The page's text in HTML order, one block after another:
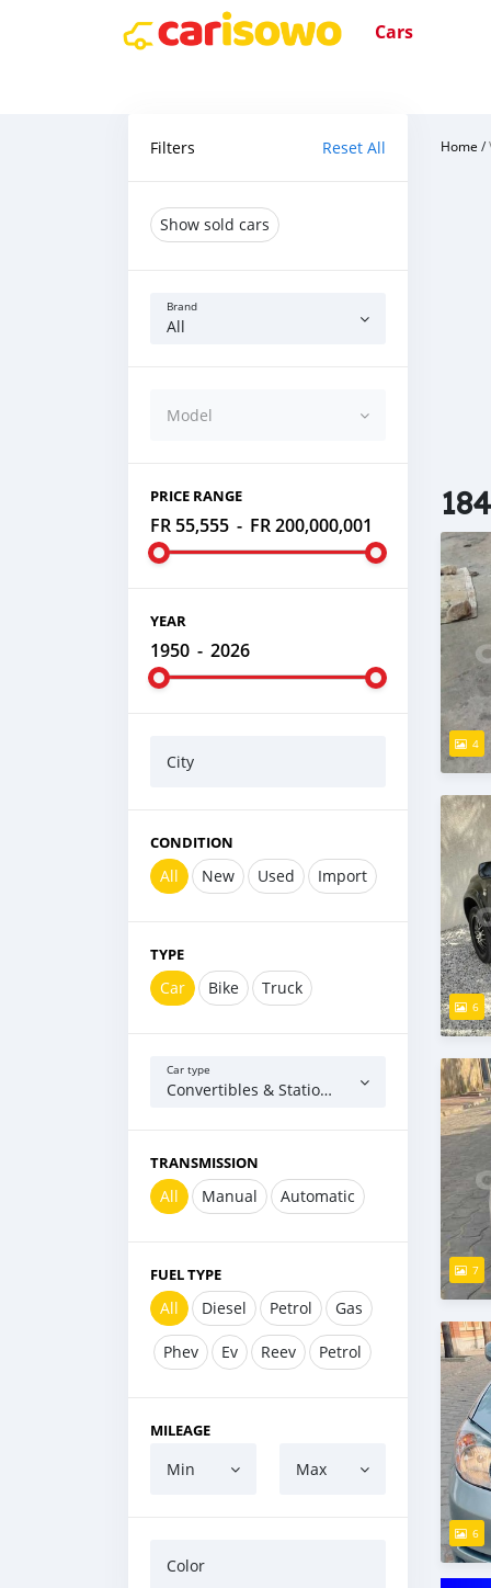
Cars
Filters Reset All
Show sold cars
Brand
All
Model
PRICE RANGE
FR 55,555 - FR 200,000,001
YEAR
1950 - 2026
City
CONDITION
All New Used Import
TYPE
Car Bike Truck
Car type
Convertibles & Station Wagons
TRANSMISSION
All Manual Automatic
FUEL TYPE
All Diesel Petrol Gas
Phev Ev Reev Petrol
MILEAGE
Min Max
Color
Home /
4
6
7
6